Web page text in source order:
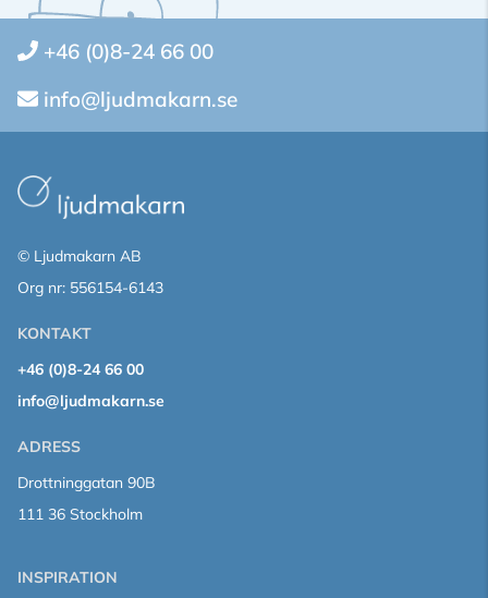
+46 (0)8-24 66 00
info@ljudmakarn.se
© Ljudmakarn AB
Org nr: 556154-6143
KONTAKT
+46 (0)8-24 66 00
info@ljudmakarn.se
ADRESS
Drottninggatan 90B
111 36 Stockholm
INSPIRATION